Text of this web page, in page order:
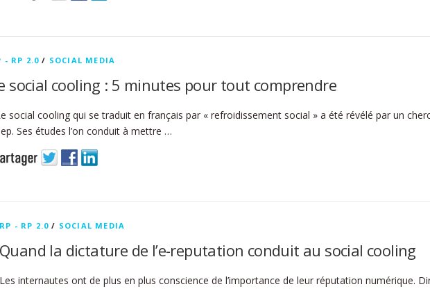
- RP 2.0 / SOCIAL MEDIA
social cooling : 5 minutes pour tout comprendre
social cooling qui se traduit en français par « refroidissement social » a été révélé par un
Ses études l’on conduit à mettre …
RP - RP 2.0 / SOCIAL MEDIA
Quand la dictature de l’e-reputation conduit au social cooling
Les internautes ont de plus en plus conscience de l’importance de leur réputation numérique.